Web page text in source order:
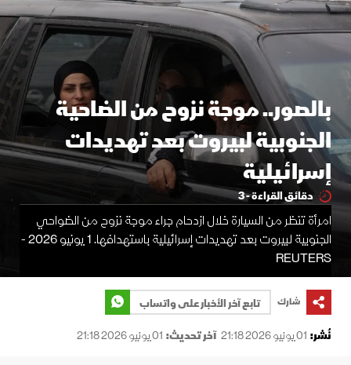
بالصور.. موجة نزوح من الضاحية
الجنوبية لبيروت بعد تهديدات
إسرائيلية
دقائق القراءة - 3
امرأة تنظر من السيارة خلال ازدحام جراء موجة نزوح من الضواحي
الجنوبية لبيروت بعد تهديدات إسرائيلية باستهدافها. 1 يونيو 2026 -
REUTERS
شارك
تابع آخر الأخبار على واتساب
نُشر: 01 يونيو 2026 21:18 آخر تحديث: 01 يونيو 2026 21:18